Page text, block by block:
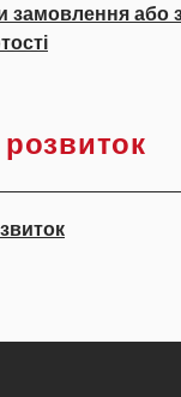
замовлення або